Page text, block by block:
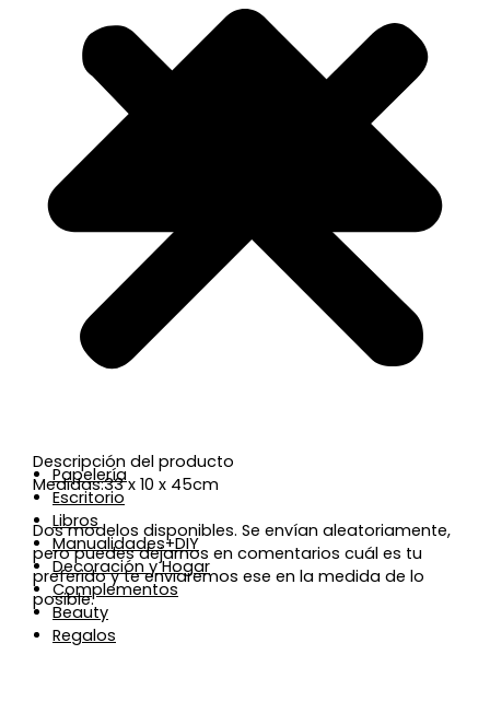
Papelería
Escritorio
Libros
Manualidades+DIY
Decoración y Hogar
Complementos
Beauty
Regalos
Descripción del producto
Medidas:33 x 10 x 45cm
Dos modelos disponibles. Se envían aleatoriamente,
pero puedes dejarnos en comentarios cuál es tu
preferido y te enviaremos ese en la medida de lo
posible.